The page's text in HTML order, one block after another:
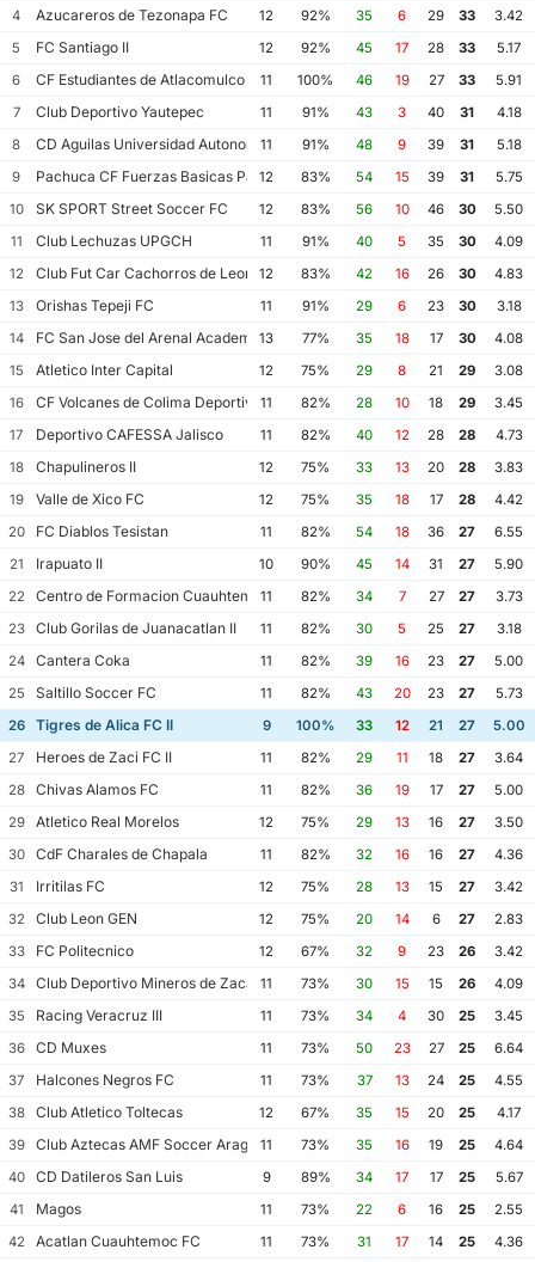
4
Azucareros de Tezonapa FC 12 92% 35 6 29 33
3.42
5
FC Santiago II 12 92% 45 17 28 33
5.17
6
CF Estudiantes de Atlacomulco 11 100% 46 19 27 33
5.91
7
Club Deportivo Yautepec 11 91% 43 3 40 31
4.18
8
CD Aguilas Universidad Autonoma de Guerrero
11 91% 48 9 39 31
5.18
9
Pachuca CF Fuerzas Basicas Pachuca CF III
12 83% 54 15 39 31
5.75
10
SK SPORT Street Soccer FC 12 83% 56 10 46 30
5.50
11
Club Lechuzas UPGCH 11 91% 40 5 35 30
4.09
12
Club Fut Car Cachorros de Leon 12 83% 42 16 26 30
4.83
13
Orishas Tepeji FC 11 91% 29 6 23 30
3.18
14
FC San Jose del Arenal Academia America Leyendas
13 77% 35 18 17 30
4.08
15
Atletico Inter Capital 12 75% 29 8 21 29
3.08
16
CF Volcanes de Colima Deportivo Tala
11 82% 28 10 18 29
3.45
17
Deportivo CAFESSA Jalisco 11 82% 40 12 28 28
4.73
18
Chapulineros II 12 75% 33 13 20 28
3.83
19
Valle de Xico FC 12 75% 35 18 17 28
4.42
20
FC Diablos Tesistan 11 82% 54 18 36 27
6.55
21
Irapuato II 10 90% 45 14 31 27
5.90
22
Centro de Formacion Cuauhtemoc Blanco
11 82% 34 7 27 27
3.73
23
Club Gorilas de Juanacatlan II 11 82% 30 5 25 27
3.18
24
Cantera Coka 11 82% 39 16 23 27
5.00
25
Saltillo Soccer FC 11 82% 43 20 23 27
5.73
26
Tigres de Alica FC II 9 100% 33 12 21 27
5.00
27
Heroes de Zaci FC II 11 82% 29 11 18 27
3.64
28
Chivas Alamos FC 11 82% 36 19 17 27
5.00
29
Atletico Real Morelos 12 75% 29 13 16 27
3.50
30
CdF Charales de Chapala 11 82% 32 16 16 27
4.36
31
Irritilas FC 12 75% 28 13 15 27
3.42
32
Club Leon GEN 12 75% 20 14 6 27
2.83
33
FC Politecnico 12 67% 32 9 23 26
3.42
34
Club Deportivo Mineros de Zacatecas II
11 73% 30 15 15 26
4.09
35
Racing Veracruz III 11 73% 34 4 30 25
3.45
36
CD Muxes 11 73% 50 23 27 25
6.64
37
Halcones Negros FC 11 73% 37 13 24 25
4.55
38
Club Atletico Toltecas 12 67% 35 15 20 25
4.17
39
Club Aztecas AMF Soccer Aragon11 73% 35 16 19 25
4.64
40
CD Datileros San Luis 9 89% 34 17 17 25
5.67
41
Magos 11 73% 22 6 16 25
2.55
42
Acatlan Cuauhtemoc FC 11 73% 31 17 14 25
4.36